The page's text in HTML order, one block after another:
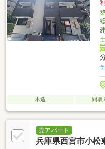
木造 間取
売アパート
兵庫県西宮市小松